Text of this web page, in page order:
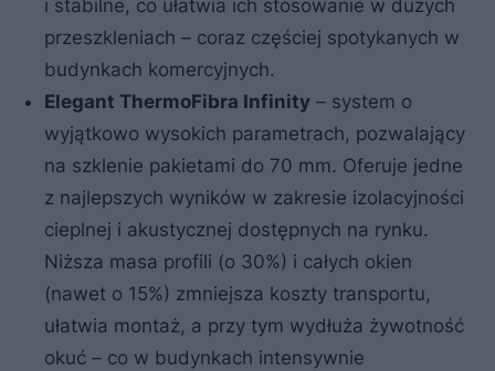
i stabilne, co ułatwia ich stosowanie w dużych
przeszkleniach – coraz częściej spotykanych w
budynkach komercyjnych.
Elegant ThermoFibra Infinity – system o
wyjątkowo wysokich parametrach, pozwalający
na szklenie pakietami do 70 mm. Oferuje jedne
z najlepszych wyników w zakresie izolacyjności
cieplnej i akustycznej dostępnych na rynku.
Niższa masa profili (o 30%) i całych okien
(nawet o 15%) zmniejsza koszty transportu,
ułatwia montaż, a przy tym wydłuża żywotność
okuć – co w budynkach intensywnie